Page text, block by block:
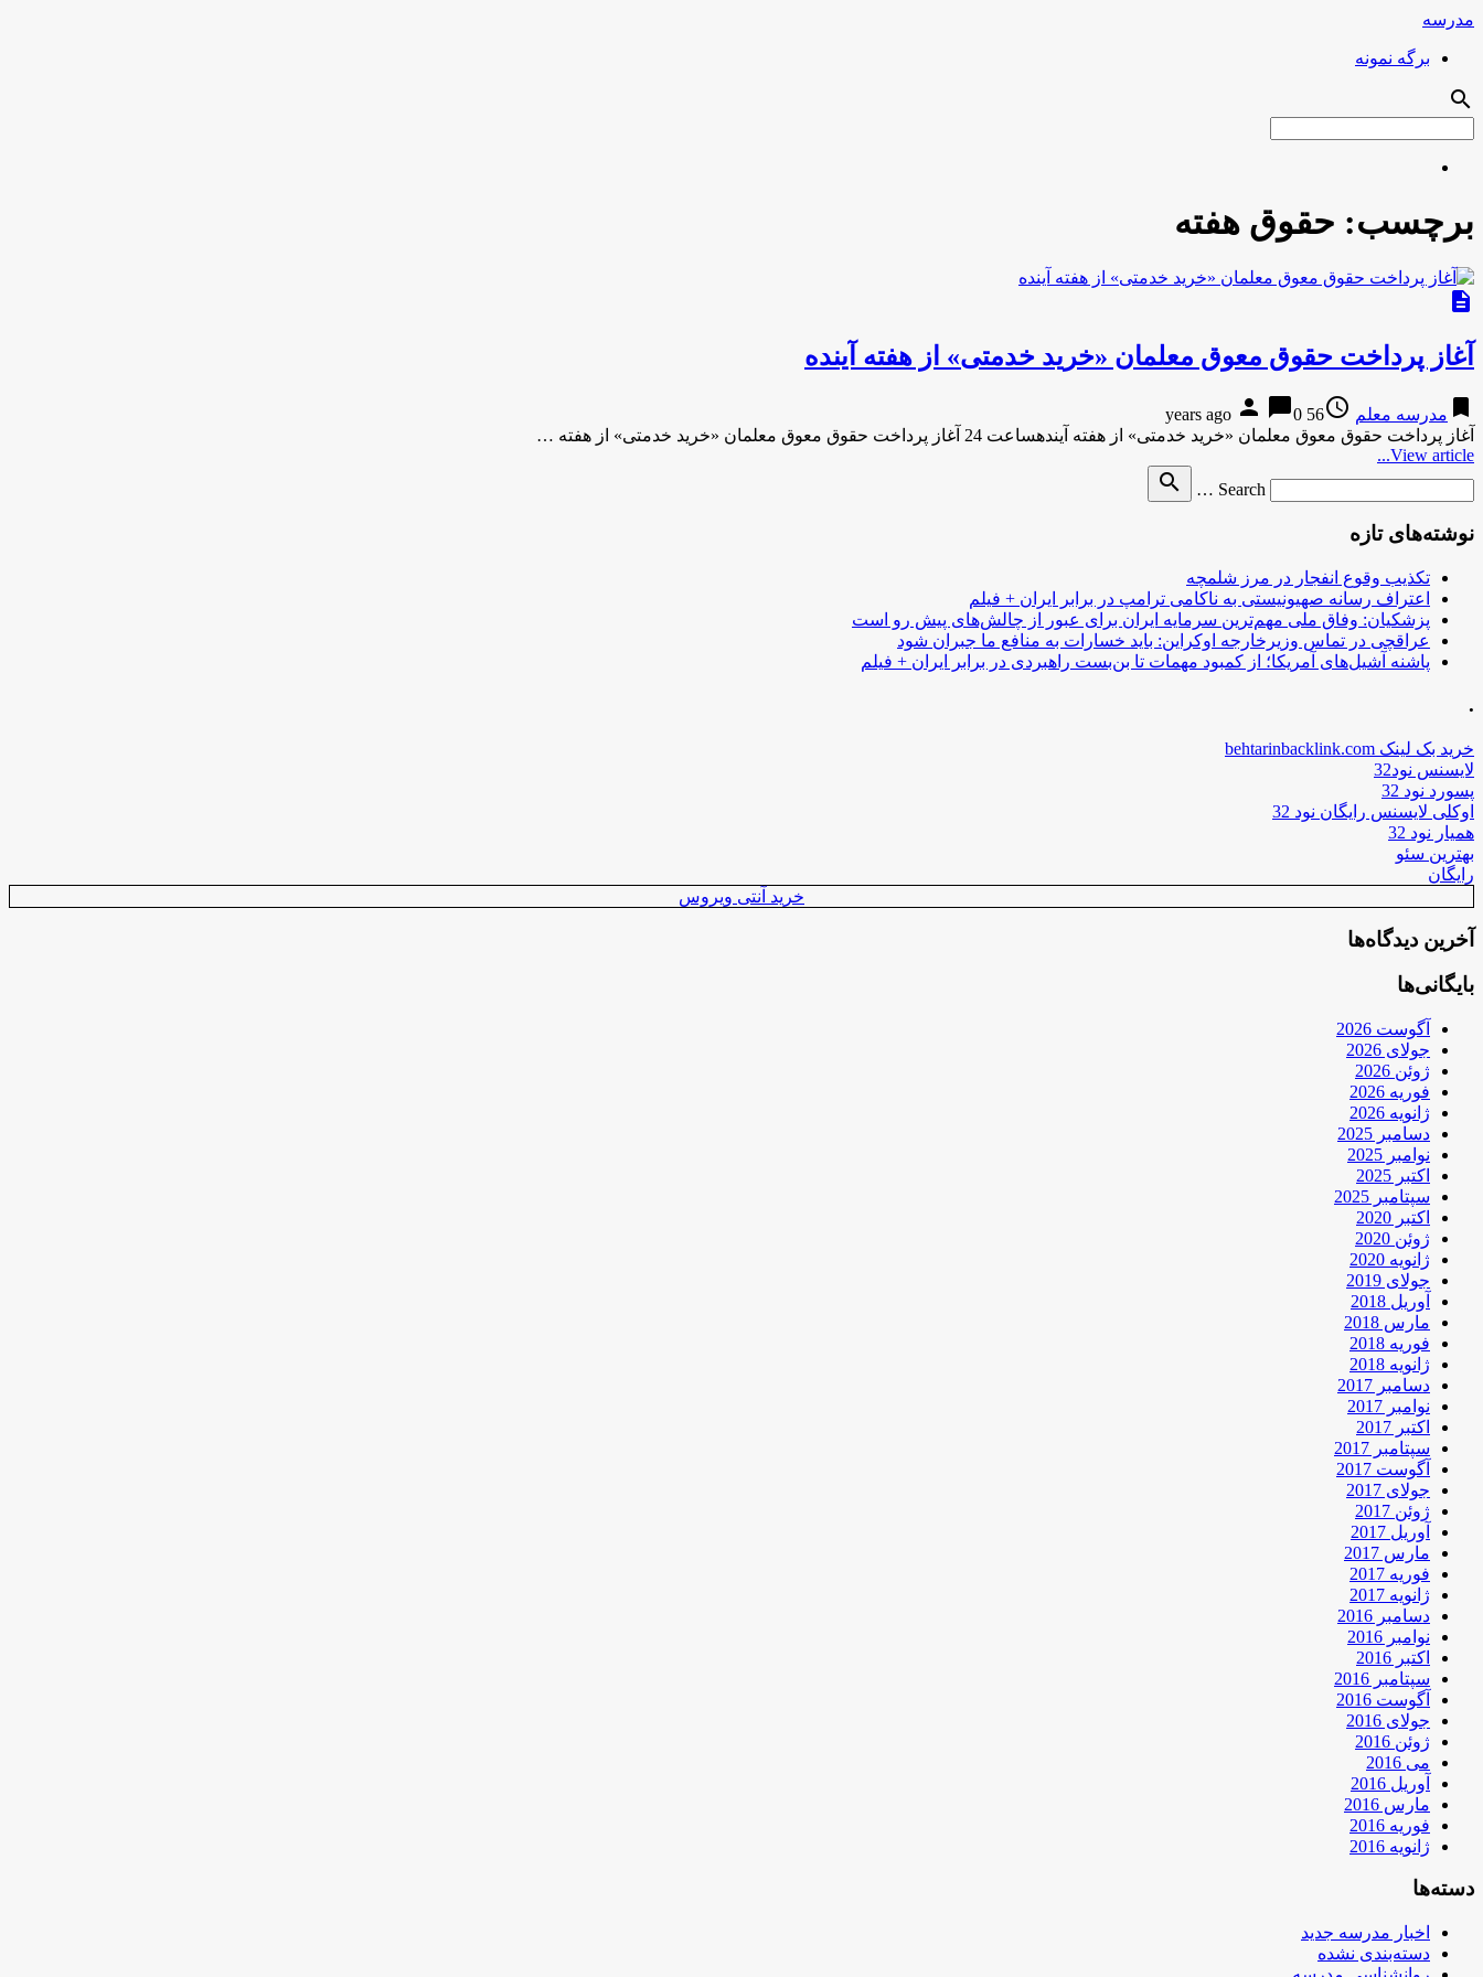
مدرسه
برگه نمونه
search
برچسب: حقوق هفته
description
آغاز پرداخت حقوق معوق معلمان «خرید خدمتی» از هفته آینده
bookmark مدرسه معلم access_time
56 years ago
person chat_bubble0
آغاز پرداخت حقوق معوق معلمان «خرید خدمتی» از هفته آیندهساعت 24 آغاز پرداخت حقوق معوق معلمان «خرید خدمتی» از هفته …
View article...
Search …
search
نوشته‌های تازه
تکذیب وقوع انفجار در مرز شلمچه
اعتراف رسانه صهیونیستی به ناکامی ترامپ در برابر ایران + فیلم
پزشکیان: وفاق ملی مهم‌ترین سرمایه ایران برای عبور از چالش‌های پیش رو است
عراقچی در تماس وزیرخارجه اوکراین: باید خسارات به منافع ما جبران شود
پاشنه آشیل‌های آمریکا؛ از کمبود مهمات تا بن‌بست راهبردی در برابر ایران + فیلم
.
خرید بک لینک behtarinbacklink.com
لایسنس نود32
پسورد نود 32
اوکلی لایسنس رایگان نود 32
همیار نود 32
بهترین سئو
رایگان
خرید آنتی ویروس
آخرین دیدگاه‌ها
بایگانی‌ها
آگوست 2026
جولای 2026
ژوئن 2026
فوریه 2026
ژانویه 2026
دسامبر 2025
نوامبر 2025
اکتبر 2025
سپتامبر 2025
اکتبر 2020
ژوئن 2020
ژانویه 2020
جولای 2019
آوریل 2018
مارس 2018
فوریه 2018
ژانویه 2018
دسامبر 2017
نوامبر 2017
اکتبر 2017
سپتامبر 2017
آگوست 2017
جولای 2017
ژوئن 2017
آوریل 2017
مارس 2017
فوریه 2017
ژانویه 2017
دسامبر 2016
نوامبر 2016
اکتبر 2016
سپتامبر 2016
آگوست 2016
جولای 2016
ژوئن 2016
می 2016
آوریل 2016
مارس 2016
فوریه 2016
ژانویه 2016
دسته‌ها
اخبار مدرسه جدید
دسته‌بندی نشده